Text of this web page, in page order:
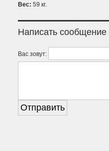
Вес: 59 кг.
Написать сообщение
Вас зовут: